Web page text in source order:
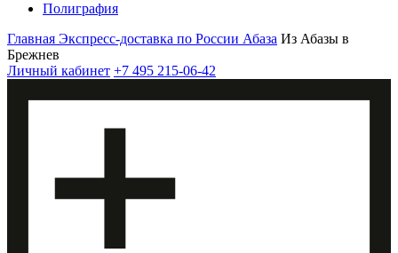
Полиграфия
Главная Экспресс-доставка по России Абаза Из Абазы в
Брежнев
Личный кабинет +7 495 215-06-42